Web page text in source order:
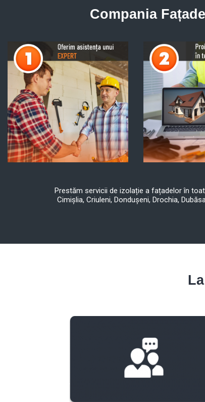
Compania
Prestăm servicii de izolație a fațadelor în
Cimișlia, Criuleni, Dondușeni, Drochia,